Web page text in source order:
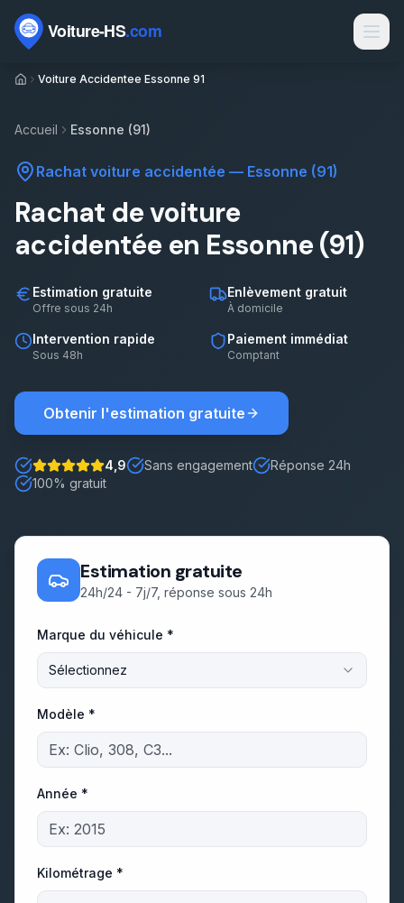
Passer au contenu
Marques Contact
Rachat épave
Épaviste par ville
Motorisations
Électrique HS par département
Sinistres
Voiture Accidentee Essonne 91
Accueil Essonne (91)
Rachat voiture accidentée — Essonne (91)
Rachat de voiture
accidentée en Essonne (91)
Estimation gratuite
Offre sous 24h
Enlèvement gratuit
À domicile
Intervention rapide
Sous 48h
Paiement immédiat
Comptant
Obtenir l'estimation gratuite
Note : 5 étoiles sur 5
4,9 Sans engagement
Réponse 24h
100% gratuit
Estimation gratuite
24h/24 - 7j/7, réponse sous 24h
Marque du véhicule *
Sélectionnez
Modèle *
Année *
Kilométrage *